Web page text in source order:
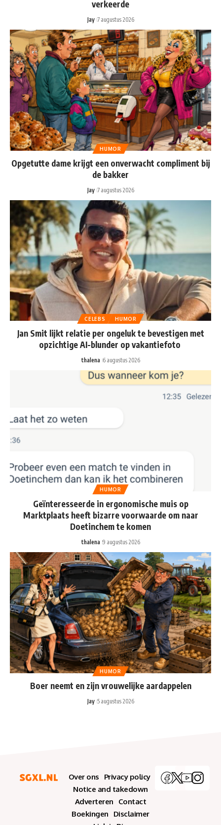
verkeerde
Jay 7 augustus 2026
HUMOR
Opgetutte dame krijgt een onverwacht compliment bij
de bakker
Jay 7 augustus 2026
CELEBS HUMOR
Jan Smit lijkt relatie per ongeluk te bevestigen met
opzichtige AI-blunder op vakantiefoto
thalena 6 augustus 2026
HUMOR
Geïnteresseerde in ergonomische muis op
Marktplaats heeft bizarre voorwaarde om naar
Doetinchem te komen
thalena 9 augustus 2026
HUMOR
Boer neemt en zijn vrouwelijke aardappelen
Jay 5 augustus 2026
Over ons
Privacy policy
Notice and takedown
Adverteren
Contact
Boekingen
Disclaimer